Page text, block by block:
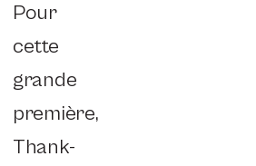
Pour
cette
grande
première,
Thank-